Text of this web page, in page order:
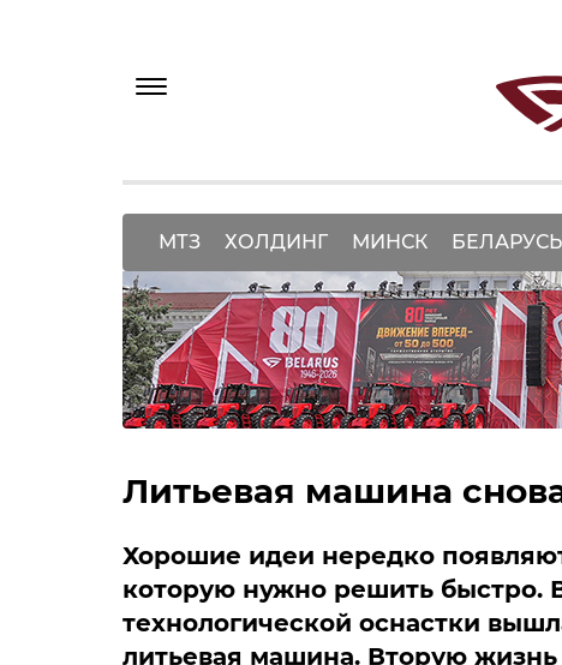
МТЗ ХОЛДИНГ МИНСК БЕЛАРУСЬ
Литьевая машина
Хорошие идеи нередко
которую нужно решить быстро.
технологической оснастки
литьевая машина. Вторую